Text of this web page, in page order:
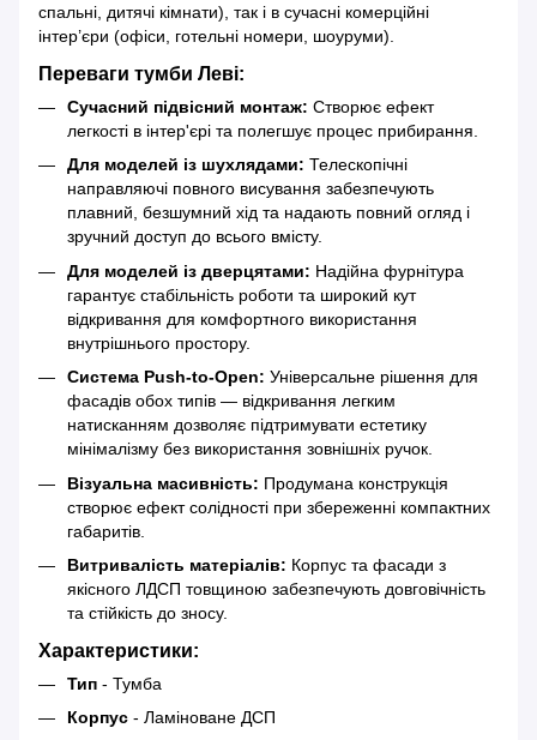
спальні, дитячі кімнати), так і в сучасні комерційні
інтер’єри (офіси, готельні номери, шоуруми).
Переваги тумби Леві:
Сучасний підвісний монтаж: Створює ефект
легкості в інтер'єрі та полегшує процес прибирання.
Для моделей із шухлядами: Телескопічні
направляючі повного висування забезпечують
плавний, безшумний хід та надають повний огляд і
зручний доступ до всього вмісту.
Для моделей із дверцятами: Надійна фурнітура
гарантує стабільність роботи та широкий кут
відкривання для комфортного використання
внутрішнього простору.
Система Push-to-Open: Універсальне рішення для
фасадів обох типів — відкривання легким
натисканням дозволяє підтримувати естетику
мінімалізму без використання зовнішніх ручок.
Візуальна масивність: Продумана конструкція
створює ефект солідності при збереженні компактних
габаритів.
Витривалість матеріалів: Корпус та фасади з
якісного ЛДСП товщиною забезпечують довговічність
та стійкість до зносу.
Характеристики:
Тип - Тумба
Корпус - Ламіноване ДСП